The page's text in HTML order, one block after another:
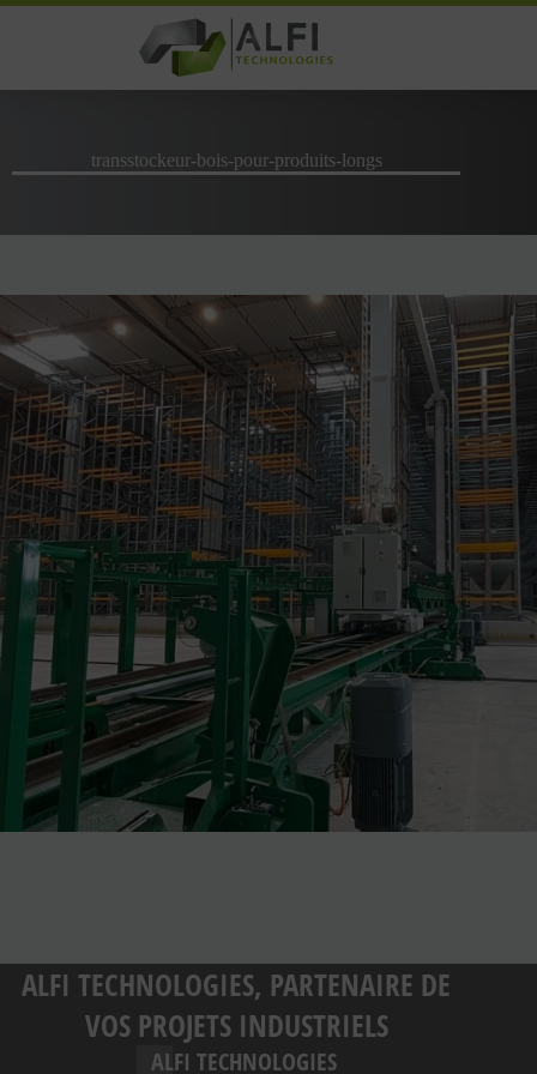
Passer
transstockeur-bois-pour-produits-longs
ALFI TECHNOLOGIES, PARTENAIRE DE
VOS PROJETS INDUSTRIELS
ALFI TECHNOLOGIES